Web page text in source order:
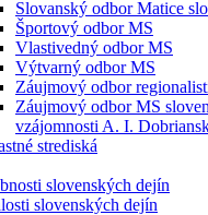
Slovanský odbor Matice
Športový odbor MS
Vlastivedný odbor MS
Výtvarný odbor MS
Záujmový odbor
Záujmový odbor MS
vzájomnosti A. I.
strediská
slovenských dejín
slovenských dejín